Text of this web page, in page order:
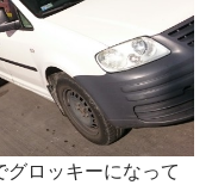
ロッキーになって